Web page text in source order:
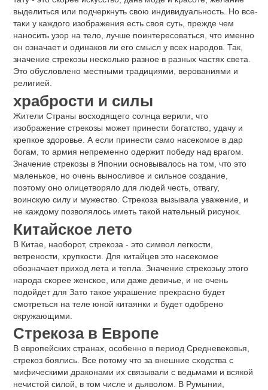
выделиться или подчеркнуть свою индивидуальность. Но все-
таки у каждого изображения есть своя суть, прежде чем
наносить узор на тело, лучше поинтересоваться, что именно
он означает и одинаков ли его смысл у всех народов. Так,
значение стрекозы несколько разное в разных частях света.
Это обусловлено местными традициями, верованиями и
религией.
храбрости и силы
Жители Страны восходящего солнца верили, что
изображение стрекозы может принести богатство, удачу и
крепкое здоровье. А если принести само насекомое в дар
богам, то армия непременно одержит победу над врагом.
Значение стрекозы в Японии основывалось на том, что это
маленькое, но очень выносливое и сильное создание,
поэтому оно олицетворяло для людей честь, отвагу,
воинскую силу и мужество. Стрекоза вызывала уважение, и
не каждому позволялось иметь такой нательный рисунок.
Китайское лето
В Китае, наоборот, стрекоза - это символ легкости,
ветрености, хрупкости. Для китайцев это насекомое
обозначает приход лета и тепла. Значение стрекозыу этого
народа скорее женское, или даже девичье, и не очень
подойдет для Зато такое украшение прекрасно будет
смотреться на теле юной китаянки и будет одобрено
окружающими.
Стрекоза в Европе
В европейских странах, особенно в период Средневековья,
стрекоз боялись. Все потому что за внешние сходства с
мифическими драконами их связывали с ведьмами и всякой
нечистой силой, в том числе и дьяволом. В Румынии,